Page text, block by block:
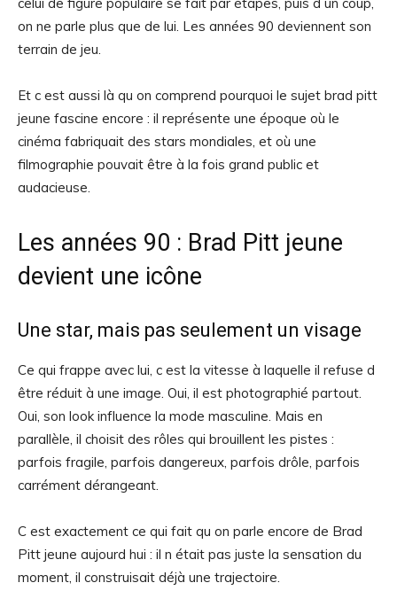
on ne parle plus que de lui. Les années 90 deviennent son
terrain de jeu.
Et c est aussi là qu on comprend pourquoi le sujet brad pitt
jeune fascine encore : il représente une époque où le
cinéma fabriquait des stars mondiales, et où une
filmographie pouvait être à la fois grand public et
audacieuse.
Les années 90 : Brad Pitt jeune
devient une icône
Une star, mais pas seulement un visage
Ce qui frappe avec lui, c est la vitesse à laquelle il refuse d
être réduit à une image. Oui, il est photographié partout.
Oui, son look influence la mode masculine. Mais en
parallèle, il choisit des rôles qui brouillent les pistes :
parfois fragile, parfois dangereux, parfois drôle, parfois
carrément dérangeant.
C est exactement ce qui fait qu on parle encore de Brad
Pitt jeune aujourd hui : il n était pas juste la sensation du
moment, il construisait déjà une trajectoire.